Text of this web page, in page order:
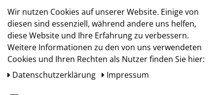
Versand
Wir nutzen Cookies auf unserer Website. Einige von
diesen sind essenziell, während andere uns helfen,
diese Website und Ihre Erfahrung zu verbessern.
Weitere Informationen zu den von uns verwendeten
Cookies und Ihren Rechten als Nutzer finden Sie hier:
Daten­schutz­erklärung
Impressum